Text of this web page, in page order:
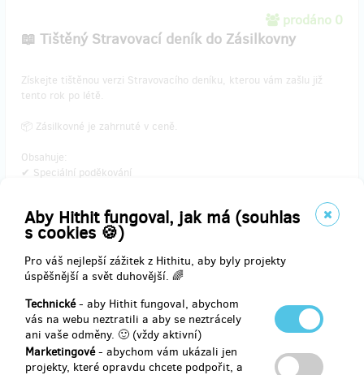
Aby Hithit fungoval, jak má (souhlas
s cookies 🍪)
Pro váš nejlepší zážitek z Hithitu, aby byly projekty
úspěšnější a svět duhovější. 🌈
Technické- aby Hithit fungoval, abychom
vás na webu neztratili a aby se neztrácely
ani vaše odměny. 🙂 (vždy aktivní)
Marketingové- abychom vám ukázali jen
projekty, které opravdu chcete podpořit, a
prodáno 0
📖 Tištěný Stravovací deník do Zásilkovny
​Získejte tištěnou verzi Stravovacího deníku, kterou vám zašlu již
tento rok po létě.
📦 Zásilkovné je zahrnuté v ceně.
Obsahuje:
✔ Speciální poděkování
✔ PDF eBook
✔ Stravovací deník
Doručení odměny: Zásilkovna, do čtvrt roku po ukončení projektu
na Hithitu
359 Kč